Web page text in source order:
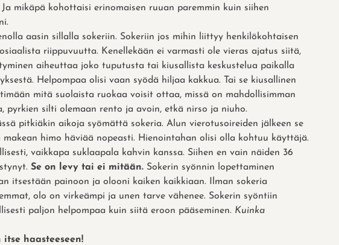
mikäpä kohottaisi erinomaisen ruuan paremmin kuin siihen
aasin sillalla sokeriin. Sokeriin jos mihin liittyy henkilökohtaisen
riippuvuutta. Kenellekään ei varmasti ole vieras ajatus siitä,
aiheuttaa joko tuputusta tai kiusallista keskustelua paikalla
Helpompaa olisi vaan syödä hiljaa kakkua. Tai se kiusallinen
mitä suolaista ruokaa voisit ottaa, missä on mahdollisimman
pyrkien silti olemaan rento ja avoin, etkä nirso ja niuho.
pitkiäkin aikoja syömättä sokeria. Alun vierotusoireiden jälkeen se
himo häviää nopeasti. Hienointahan olisi olla kohtuu käyttäjä.
vaikkapa suklaapala kahvin kanssa. Siihen en vain näiden 36
Se on levy tai ei mitään. Sokerin syönnin lopettaminen
itsestään painoon ja olooni kaiken kaikkiaan. Ilman sokeria
olo on virkeämpi ja unen tarve vähenee. Sokerin syöntiin
paljon helpompaa kuin siitä eroon pääseminen. Kuinka
haasteeseen!